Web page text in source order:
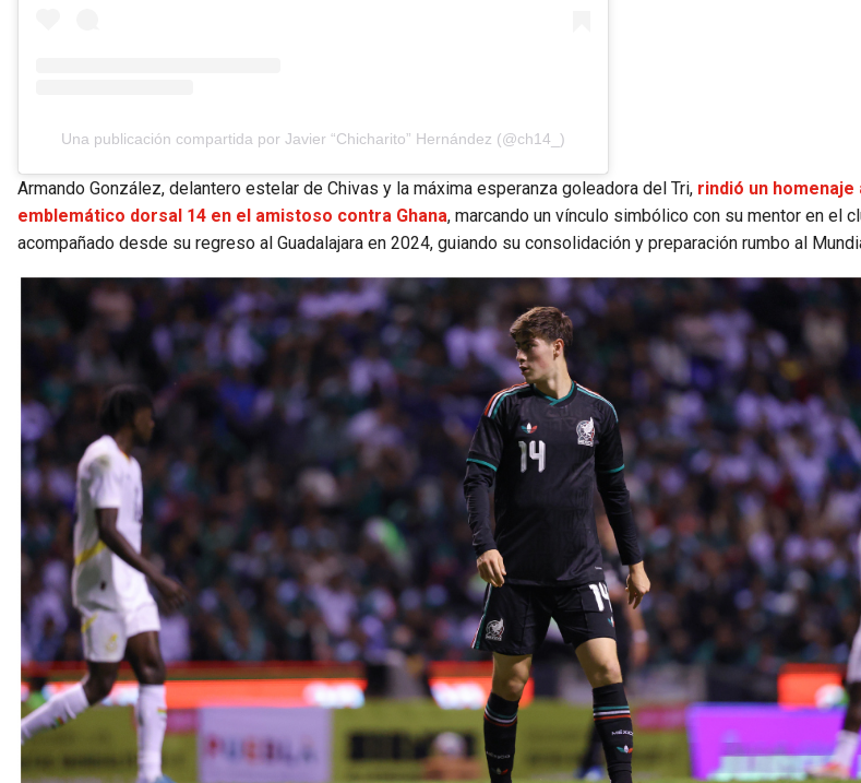
Una publicación compartida por Javier “Chicharito” Hernández (@ch14_)
Armando González, delantero estelar de Chivas y la máxima esperanza goleadora del Tri, rindió un
emblemático dorsal 14 en el amistoso contra Ghana, marcando un vínculo simbólico con su mentor en el
acompañado desde su regreso al Guadalajara en 2024, guiando su consolidación y preparación rumbo al